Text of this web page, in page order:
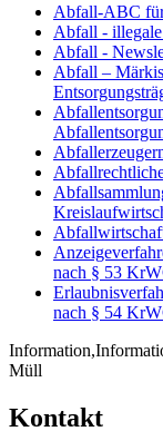
Abfall-ABC
Abfall -
Abfall -
Abfall –
nach § 53
nach § 54
Müll
Kontakt